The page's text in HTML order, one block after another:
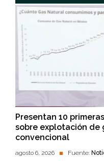
Presentan 10
sobre explotación de
convencional
agosto 6, 2026 Fuente: